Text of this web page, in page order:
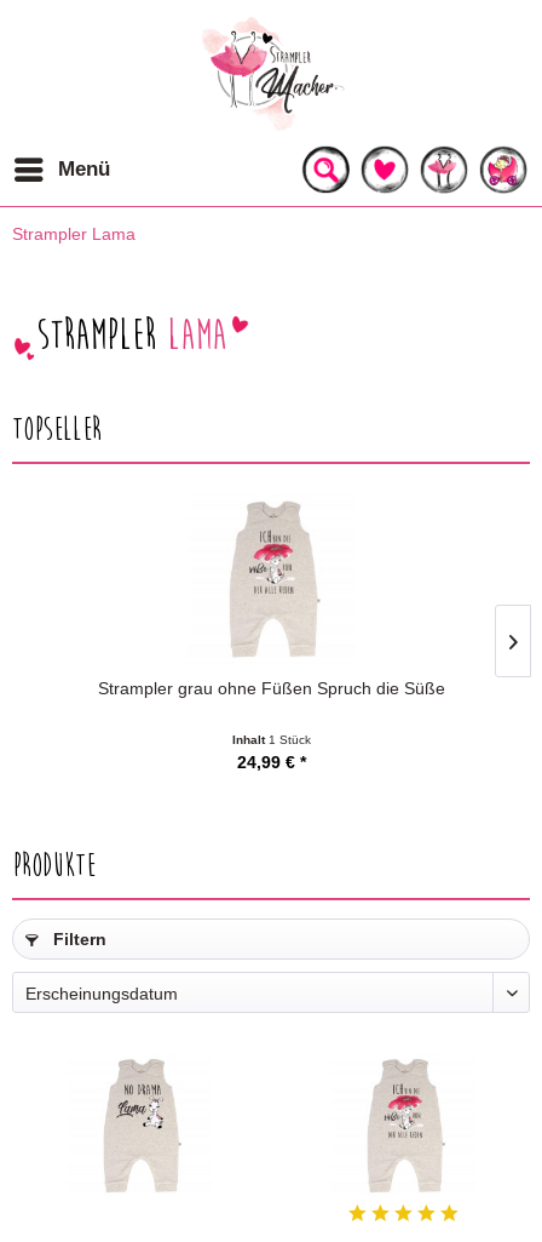
Menü
Strampler Lama
Strampler Lama
Topseller
Strampler grau ohne Füßen Spruch die Süße
Inhalt 1 Stück
24,99 € *
Produkte
Filtern